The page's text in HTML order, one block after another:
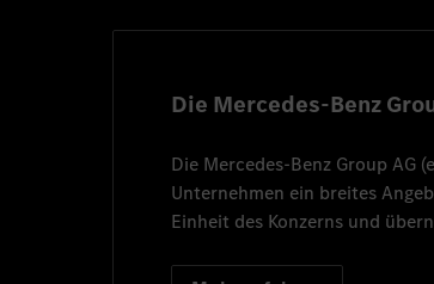
Die Mercedes-Benz
Die Mercedes-Benz Group AG
Unternehmen ein breites
Einheit des Konzerns und